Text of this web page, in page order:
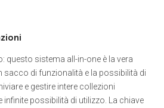
questo sistema all-in-one è la vera
sacco di funzionalità e la possibilità di
e gestire intere collezioni
possibilità di utilizzo. La chiave